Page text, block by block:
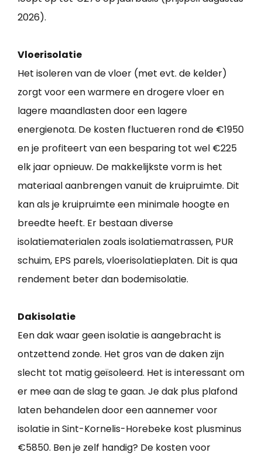
2026).
Vloerisolatie
Het isoleren van de vloer (met evt. de kelder)
zorgt voor een warmere en drogere vloer en
lagere maandlasten door een lagere
energienota. De kosten fluctueren rond de €1950
en je profiteert van een besparing tot wel €225
elk jaar opnieuw. De makkelijkste vorm is het
materiaal aanbrengen vanuit de kruipruimte. Dit
kan als je kruipruimte een minimale hoogte en
breedte heeft. Er bestaan diverse
isolatiematerialen zoals isolatiematrassen, PUR
schuim, EPS parels, vloerisolatieplaten. Dit is qua
rendement beter dan bodemisolatie.
Dakisolatie
Een dak waar geen isolatie is aangebracht is
ontzettend zonde. Het gros van de daken zijn
slecht tot matig geïsoleerd. Het is interessant om
er mee aan de slag te gaan. Je dak plus plafond
laten behandelen door een aannemer voor
isolatie in Sint-Kornelis-Horebeke kost plusminus
€5850. Ben je zelf handig? De kosten voor